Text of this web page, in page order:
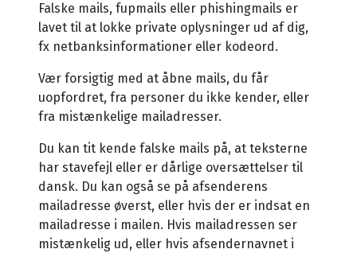
Falske mails, fupmails eller phishingmails er
lavet til at lokke private oplysninger ud af dig,
fx netbanksinformationer eller kodeord.
Vær forsigtig med at åbne mails, du får
uopfordret, fra personer du ikke kender, eller
fra mistænkelige mailadresser.
Du kan tit kende falske mails på, at teksterne
har stavefejl eller er dårlige oversættelser til
dansk. Du kan også se på afsenderens
mailadresse øverst, eller hvis der er indsat en
mailadresse i mailen. Hvis mailadressen ser
mistænkelig ud, eller hvis afsendernavnet i